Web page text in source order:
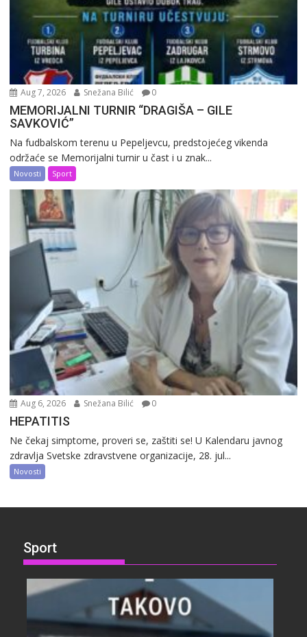
Aug 7, 2026 Snežana Bilić 0
MEMORIJALNI TURNIR “DRAGIŠA – GILE
SAVKOVIĆ”
Na fudbalskom terenu u Pepeljevcu, predstojećeg vikenda
održaće se Memorijalni turnir u čast i u znak...
Novosti Sport
Aug 6, 2026 Snežana Bilić 0
HEPATITIS
Ne čekaj simptome, proveri se, zaštiti se! U Kalendaru javnog
zdravlja Svetske zdravstvene organizacije, 28. jul...
Novosti
Sport